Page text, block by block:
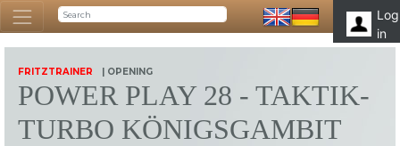
Log
in
FRITZTRAINER | OPENING
POWER PLAY 28 - TAKTIK-
TURBO KÖNIGSGAMBIT